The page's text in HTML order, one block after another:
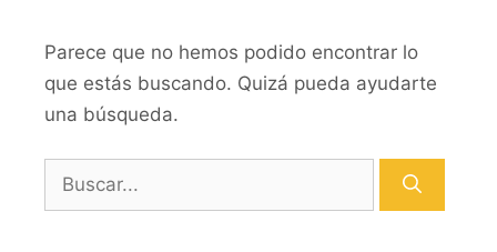
Parece que no hemos podido encontrar lo
que estás buscando. Quizá pueda ayudarte
una búsqueda.
Buscar: